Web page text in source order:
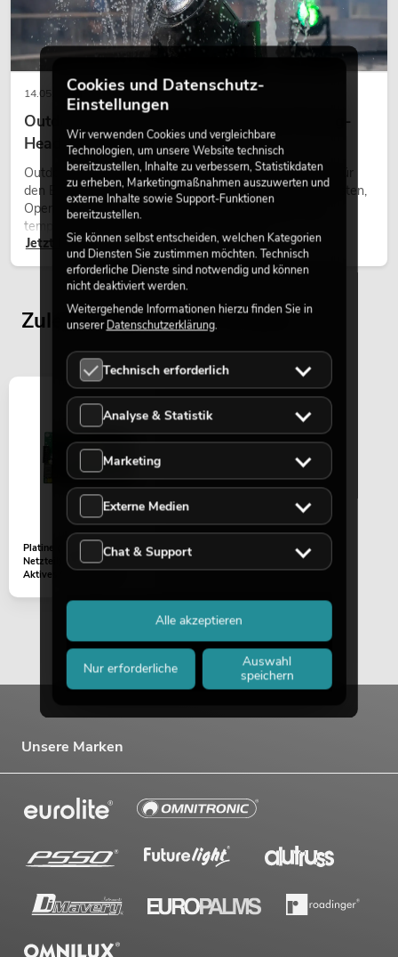
14.05.2026
Outdoor Moving-Heads: Wetterfeste Moving-
Heads bei Events
Outdoor Moving-Heads sind bewegliche Scheinwerfer für
den Einsatz im Freien. Sie werden bei Festivals, Stadtfesten,
Open-Air-Konzerten, Architekturinszenierungen und
temporären Außeninstallationen eingesetzt.
Jetzt lesen
Zuletzt angesehene Artikel
Platine (Verstärker und
Netzteil) ROD-1043
Aktives Säulensystem
Unsere Marken
Cookies und Datenschutz-
Einstellungen
Wir verwenden Cookies und vergleichbare
Technologien, um unsere Website technisch
bereitzustellen, Inhalte zu verbessern, Statistikdaten
zu erheben, Marketingmaßnahmen auszuwerten und
externe Inhalte sowie Support-Funktionen
bereitzustellen.
Sie können selbst entscheiden, welchen Kategorien
und Diensten Sie zustimmen möchten. Technisch
erforderliche Dienste sind notwendig und können
nicht deaktiviert werden.
Weitergehende Informationen hierzu finden Sie in
unsererDatenschutzerklärung.
Technisch erforderlich
Analyse & Statistik
Marketing
Externe Medien
Chat & Support
Nur erforderliche
Auswahl
speichern
Alle akzeptieren